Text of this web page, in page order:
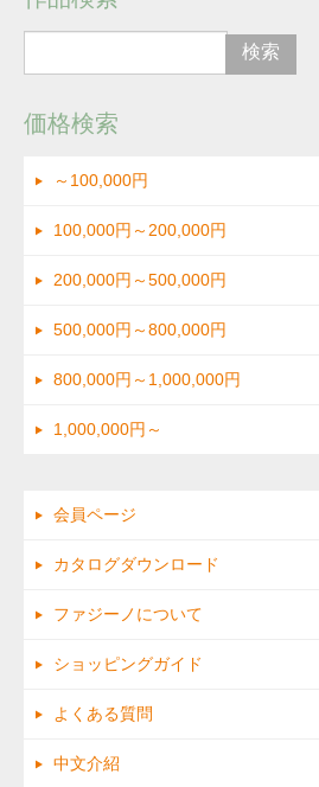
価格検索
～100,000円
100,000円～200,000円
200,000円～500,000円
500,000円～800,000円
800,000円～1,000,000円
1,000,000円～
会員ページ
カタログダウンロード
ファジーノについて
ショッピングガイド
よくある質問
中文介紹